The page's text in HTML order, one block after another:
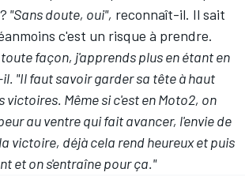
"Sans doute, oui", reconnaît-il. Il sait
c'est un risque à prendre.
façon, j'apprends plus en étant en
"Il faut savoir garder sa tête à haut
victoires. Même si c'est en Moto2, on
au ventre qui fait avancer, l'envie de
victoire, déjà cela rend heureux et puis
et on s'entraîne pour ça."